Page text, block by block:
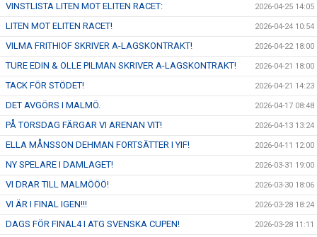
VINSTLISTA LITEN MOT ELITEN RACET: 2026-04-25 14:05
LITEN MOT ELITEN RACET! 2026-04-24 10:54
VILMA FRITHIOF SKRIVER A-LAGSKONTRAKT! 2026-04-22 18:00
TURE EDIN & OLLE PILMAN SKRIVER A-LAGSKONTRAKT! 2026-04-21 18:00
TACK FÖR STÖDET! 2026-04-21 14:23
DET AVGÖRS I MALMÖ. 2026-04-17 08:48
PÅ TORSDAG FÄRGAR VI ARENAN VIT! 2026-04-13 13:24
ELLA MÅNSSON DEHMAN FORTSÄTTER I YIF! 2026-04-11 12:00
NY SPELARE I DAMLAGET! 2026-03-31 19:00
VI DRAR TILL MALMÖÖÖ! 2026-03-30 18:06
VI ÄR I FINAL IGEN!!! 2026-03-28 18:24
DAGS FÖR FINAL4 I ATG SVENSKA CUPEN! 2026-03-28 11:11